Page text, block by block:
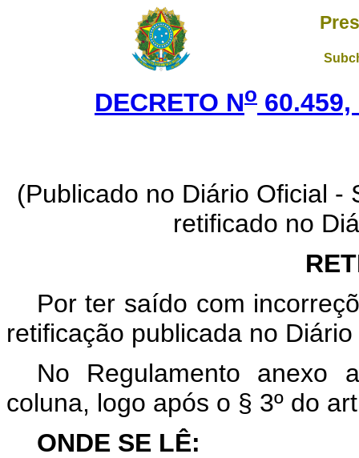
DECRETO No 60.459,
(Publicado no Diário Oficial -
retificado no
Por ter saído com
retificação publicada no
No Regulamento anexo
coluna, logo após o § 3º do
ONDE SE LÊ: